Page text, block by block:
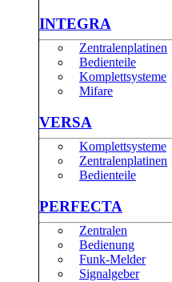
INTEGRA
Zentralenplatinen
Bedienteile
Komplettsysteme
Mifare
VERSA
Komplettsysteme
Zentralenplatinen
Bedienteile
PERFECTA
Zentralen
Bedienung
Funk-Melder
Signalgeber